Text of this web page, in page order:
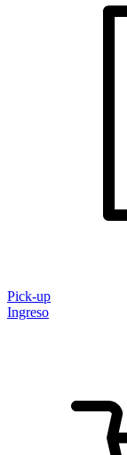
Pick-up
Ingreso